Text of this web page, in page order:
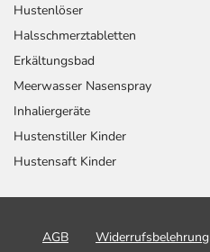
Hustenlöser
Halsschmerztabletten
Erkältungsbad
Meerwasser Nasenspray
Inhaliergeräte
Hustenstiller Kinder
Hustensaft Kinder
AGB Widerrufsbelehrung